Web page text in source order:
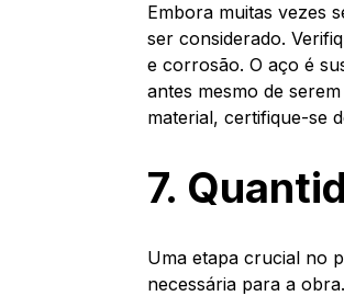
Embora muitas vezes
ser considerado.
e corrosão. O aço é
antes mesmo de
material, certifique-se
7.
Uma etapa crucial no
necessária para a